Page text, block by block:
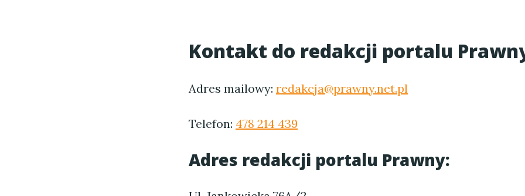
Kontakt do redakcji portalu
Adres mailowy: redakcja@prawny.net.pl
Telefon: 478 214 439
Adres redakcji portalu Prawny: